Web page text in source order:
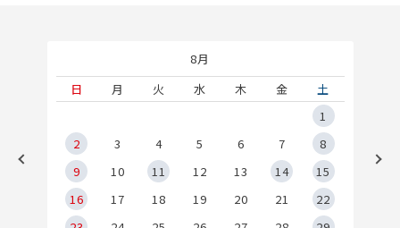
8月
日
月 火 水 木 金
土
1
2
3 4 5 6 7
8
9
10 11 12 13 14
15
16
17 18 19 20 21
22